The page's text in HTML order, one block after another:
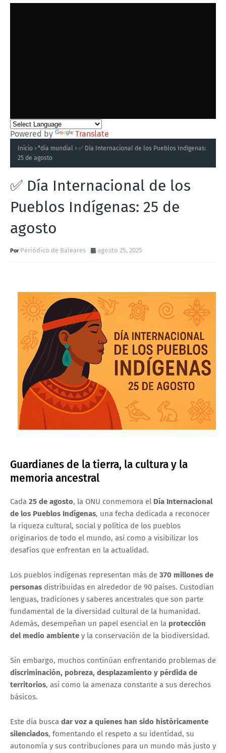
Powered by Translate
Inicio *dia mundial
✅ Día Internacional de los Pueblos Indígenas:
25 de agosto
✅ Día Internacional de los
Pueblos Indígenas: 25 de
agosto
Periódico de Baleares agosto 25, 2025
Guardianes de la tierra, la cultura y la
memoria ancestral
Cada 25 de agosto, la ONU conmemora el Día Internacional
de los Pueblos Indígenas, una fecha dedicada a reconocer
la riqueza cultural, social y política de los pueblos
originarios de todo el mundo, así como a visibilizar los
desafíos que enfrentan en la actualidad.
Los pueblos indígenas representan más de 370 millones de
personas distribuidas en alrededor de 90 países. Custodian
lenguas, tradiciones y saberes ancestrales que son parte
fundamental de la diversidad cultural de la humanidad.
Además, desempeñan un papel esencial en la protección
del medio ambiente y la conservación de la biodiversidad.
Sin embargo, muchos continúan enfrentando problemas de
discriminación, pobreza, desplazamiento y pérdida de
territorios, así como la amenaza constante a sus derechos
básicos.
Este día busca dar voz a quienes han sido históricamente
silenciados, fomentando el respeto a su identidad, su
autonomía y sus contribuciones para un mundo más justo y